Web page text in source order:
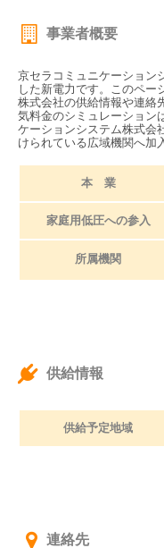
事業者概要
京セラコミュニケーション
した新電力です。このペー
株式会社の供給情報や連絡
気料金のシミュレーション
ケーションシステム株式会
けられている広域機関へ加
本 業
家庭用低圧への参入
所属機関
供給情報
供給予定地域
連絡先